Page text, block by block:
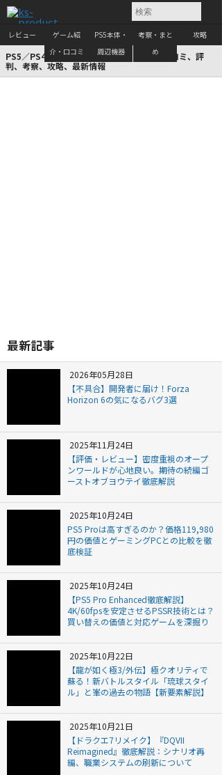
レビュー
ゲーム紹
介・口コミ
PS5本体・
周辺機器
考察・まと
め
攻略
PS5／PS4などのゲームレビュー、評価、口コミ、評
判、考察、攻略、最新情報
最新記事
2026年05月28日
【不具合】開発者に届け！Forza
Horizon 6の気になるバグ3選
2025年11月24日
【評価・レビュー】密度重視のオープ
ンワールドが心地良い。期待の続編ゴ
ーストオブヨウテイ徹底解説
2025年10月24日
PS5 Proは高すぎるのか？価格119,980
円の価値とゲーミングPCとの比較を徹
底検証
2025年10月24日
【PS5 Pro Enhanced徹底解説】
4K/60fpsを安定させるPSSR技術とは？
買い替えの価値と対応ゲームを深掘り
2025年10月22日
【龍が如く極3/外伝】極クオリティで
蘇る！新バトルスタイル「琉球スタイ
ル」と峯の過去の物語【新要素解説】
2025年10月21日
【ドラクエ7リメイク】『DQVII
Reimagined』徹底解説：シナリオ再
編、職業システムの刷新について